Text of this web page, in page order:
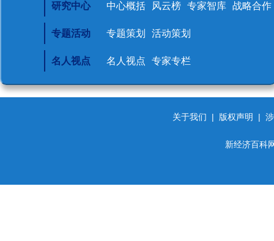
研究中心 中心概括 风云榜 专家智库 战略合作
专题活动 专题策划 活动策划
名人视点 名人视点 专家专栏
关于我们 | 版权声明 |
新经济百科